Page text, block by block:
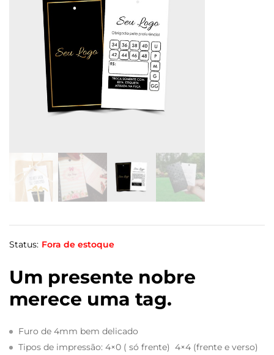
Status: Fora de estoque
Um presente nobre
merece uma tag.
Furo de 4mm bem delicado
Tipos de impressão: 4×0 ( só frente) 4×4 (frente e verso)